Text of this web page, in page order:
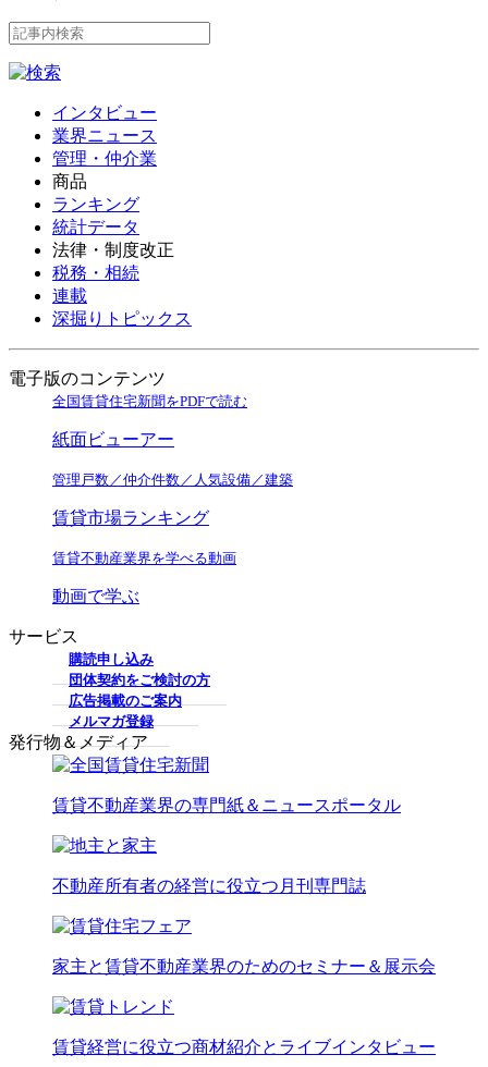
インタビュー
業界ニュース
管理・仲介業
商品
ランキング
統計データ
法律・制度改正
税務・相続
連載
深掘りトピックス
電子版のコンテンツ
全国賃貸住宅新聞をPDFで読む
紙面ビューアー
管理戸数／仲介件数／人気設備／建築
賃貸市場ランキング
賃貸不動産業界を学べる動画
動画で学ぶ
サービス
購読申し込み
団体契約をご検討の方
広告掲載のご案内
メルマガ登録
発行物＆メディア
賃貸不動産業界の専門紙＆ニュースポータル
不動産所有者の経営に役立つ月刊専門誌
家主と賃貸不動産業界のためのセミナー＆展示会
賃貸経営に役立つ商材紹介とライブインタビュー